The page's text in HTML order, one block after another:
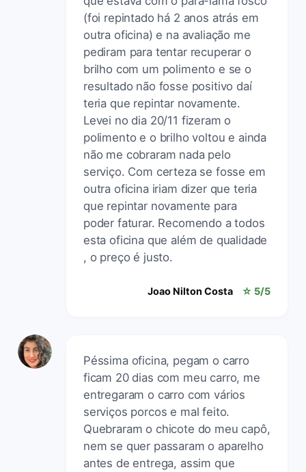
(foi repintado há 2 anos atrás em
outra oficina) e na avaliação me
pediram para tentar recuperar o
brilho com um polimento e se o
resultado não fosse positivo daí
teria que repintar novamente.
Levei no dia 20/11 fizeram o
polimento e o brilho voltou e ainda
não me cobraram nada pelo
serviço. Com certeza se fosse em
outra oficina iriam dizer que teria
que repintar novamente para
poder faturar. Recomendo a todos
esta oficina que além de qualidade
, o preço é justo.
Joao Nilton Costa ☆ 5/5
Péssima oficina, pegam o carro
ficam 20 dias com meu carro, me
entregaram o carro com vários
serviços porcos e mal feito.
Quebraram o chicote do meu capô,
nem se quer passaram o aparelho
antes de entrega, assim que